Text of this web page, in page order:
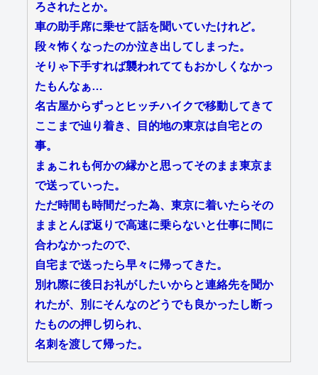
ろされたとか。
車の助手席に乗せて話を聞いていたけれど。
段々怖くなったのか泣き出してしまった。
そりゃ下手すれば襲われててもおかしくなかっ
たもんなぁ…
名古屋からずっとヒッチハイクで移動してきて
ここまで辿り着き、目的地の東京は自宅との
事。
まぁこれも何かの縁かと思ってそのまま東京ま
で送っていった。
ただ時間も時間だった為、東京に着いたらその
ままとんぼ返りで高速に乗らないと仕事に間に
合わなかったので、
自宅まで送ったら早々に帰ってきた。
別れ際に後日お礼がしたいからと連絡先を聞か
れたが、別にそんなのどうでも良かったし断っ
たものの押し切られ、
名刺を渡して帰った。